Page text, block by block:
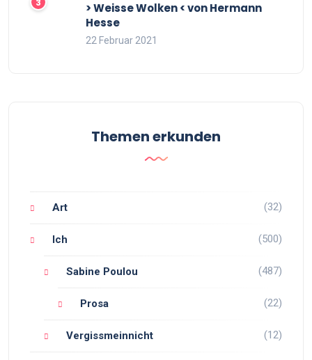
> Weisse Wolken < von Hermann
Hesse
22 Februar 2021
Themen erkunden
Art (32)
Ich (500)
Sabine Poulou (487)
Prosa (22)
Vergissmeinnicht (12)